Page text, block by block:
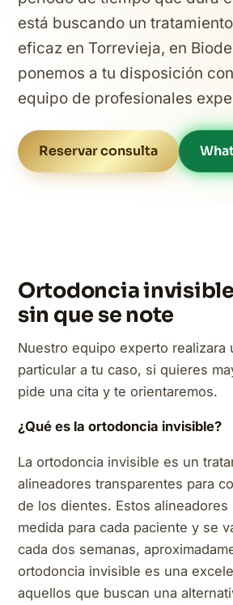
está buscando un
eficaz en Torrevieja, en
ponemos a tu disposición
equipo de profesionales
Reservar consulta
Ortodoncia
sin que se note
Nuestro equipo experto realizara
particular a tu caso, si quieres
pide una cita y te orientaremos.
¿Qué es la ortodoncia invisible?
La ortodoncia invisible es un
alineadores transparentes para
de los dientes. Estos alineadores
medida para cada paciente y se
cada dos semanas,
ortodoncia invisible es una
aquellos que buscan una